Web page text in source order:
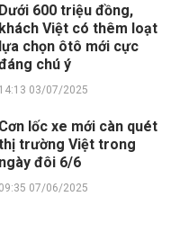
Dưới 600 triệu đồng,
khách Việt có thêm loạt
lựa chọn ôtô mới cực
chú ý
14:13 03/07/2025
Cơn lốc xe mới càn quét
trường Việt trong
ngày đôi 6/6
09:35 07/06/2025